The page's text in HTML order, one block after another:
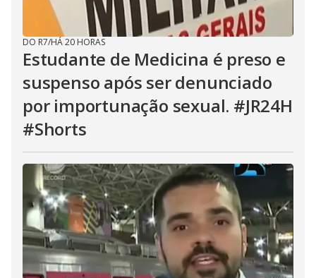
DO R7/HÁ 20 HORAS
Estudante de Medicina é preso e
suspenso após ser denunciado
por importunação sexual. #JR24H
#Shorts